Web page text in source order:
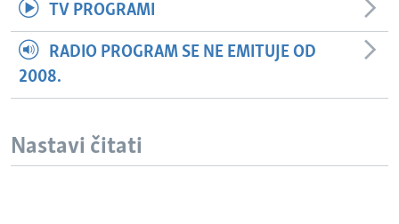
TV PROGRAMI
RADIO PROGRAM SE NE EMITUJE OD
2008.
Nastavi čitati